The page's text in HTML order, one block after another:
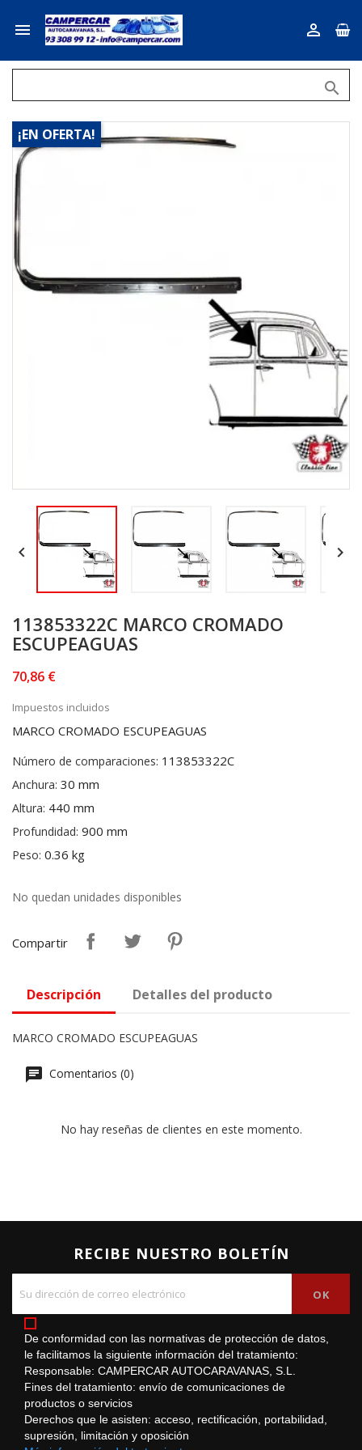
 

¡EN OFERTA!
 
113853322C MARCO CROMADO
ESCUPEAGUAS
70,86 €
Impuestos incluidos
MARCO CROMADO ESCUPEAGUAS
Número de comparaciones: 113853322C
Anchura: 30 mm
Altura: 440 mm
Profundidad: 900 mm
Peso: 0.36 kg
No quedan unidades disponibles
Compartir
Descripción Detalles del producto
MARCO CROMADO ESCUPEAGUAS
Comentarios (0)
No hay reseñas de clientes en este momento.
RECIBE NUESTRO BOLETÍN
De conformidad con las normativas de protección de datos,
le facilitamos la siguiente información del tratamiento:
Responsable: CAMPERCAR AUTOCARAVANAS, S.L.
Fines del tratamiento: envío de comunicaciones de
productos o servicios
Derechos que le asisten: acceso, rectificación, portabilidad,
supresión, limitación y oposición